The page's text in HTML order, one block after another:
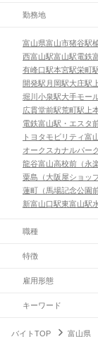
勤務地
富山県富山市猪谷駅
西富山駅富山駅電鉄
有峰口駅本宮駅栄町
開発駅 月岡駅大庄駅
堀川小泉駅大手モー
広貫堂前駅荒町駅 上
電鉄富山駅・エスタ
トヨタモビリティ富
オークスカナルパー
龍谷富山高校前（永
粟島（大阪屋ショッ
蓮町（馬場記念公園
新富山口駅東富山駅
職種
特徴
雇用形態
キーワード
バイトTOP 富山県